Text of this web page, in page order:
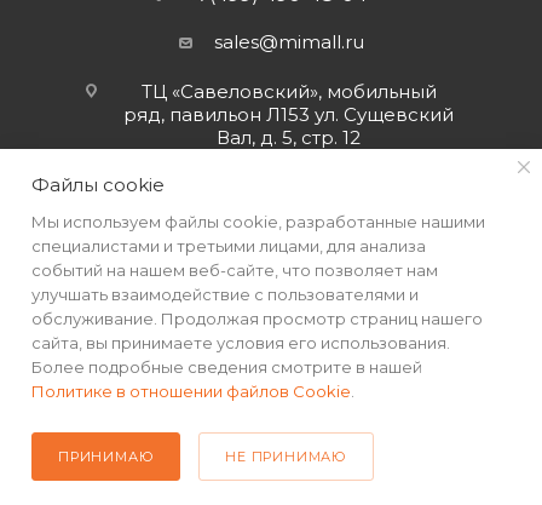
sales@mimall.ru
ТЦ «Савеловский», мобильный
ряд, павильон Л153 ул. Сущевский
Вал, д. 5, стр. 12
2026 © Интернет-магазин MiMall® • Не является публичной
офертой • 2026 г.
Файлы cookie
Мы используем файлы cookie, разработанные нашими
специалистами и третьими лицами, для анализа
событий на нашем веб-сайте, что позволяет нам
улучшать взаимодействие с пользователями и
обслуживание. Продолжая просмотр страниц нашего
сайта, вы принимаете условия его использования.
Более подробные сведения смотрите в нашей
Политике в отношении файлов Cookie
ПРИНИМАЮ НЕ ПРИНИМАЮ